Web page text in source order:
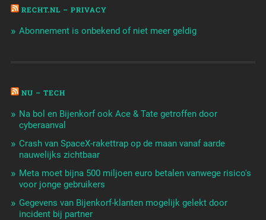
RECHT.NL – PRIVACY
Abonnement is onbekend of niet meer geldig
NU – TECH
Na bol en Bijenkorf ook Ace & Tate getroffen door
cyberaanval
Crash van SpaceX-rakettrap op de maan vanaf aarde
nauwelijks zichtbaar
Meta moet bijna 500 miljoen euro betalen vanwege risico's
voor jonge gebruikers
Gegevens van Bijenkorf-klanten mogelijk gelekt door
incident bij partner